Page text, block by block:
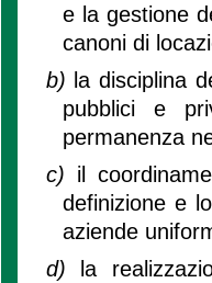
e la gestione
canoni di
b) la disciplina
pubblici e
permanenza
c) il
definizione e
aziende
d)
la